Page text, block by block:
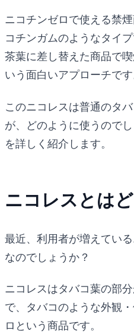
ニコチンゼロで使える禁
コチンガムのようなタイ
茶葉に差し替えた商品で
いう面白いアプローチです
このニコレスは普通のタ
が、どのように使うので
を詳しく紹介します。
ニコレスとは
最近、利用者が増えてい
なのでしょうか？
ニコレスはタバコ葉の部
で、タバコのような外観
ロという商品です。